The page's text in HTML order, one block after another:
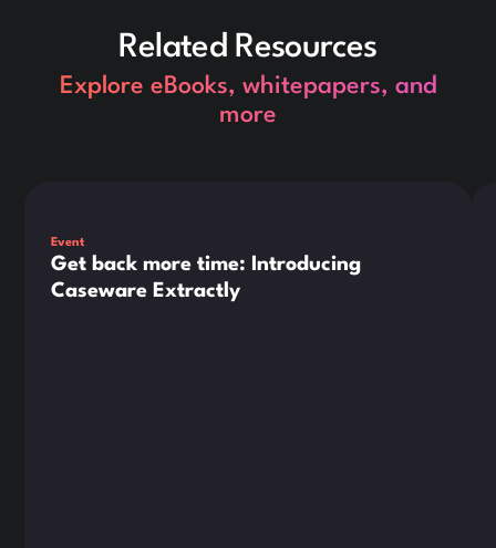
Related Resources
Explore eBooks, whitepapers, and
more
Event
Get back more time: Introducing
Caseware Extractly